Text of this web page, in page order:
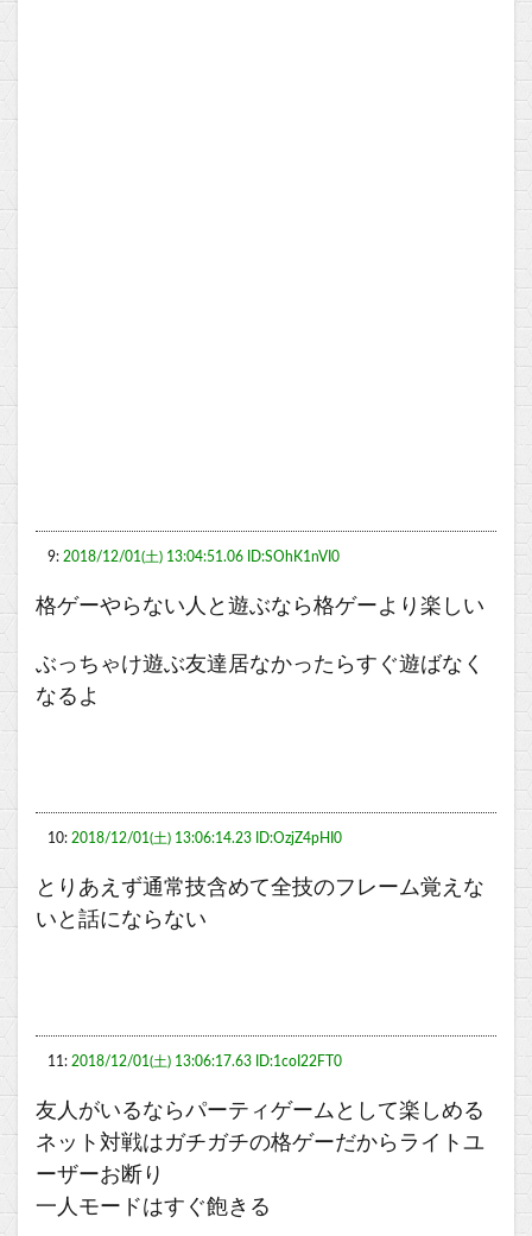
9: 2018/12/01(土) 13:04:51.06 ID:SOhK1nVI0
格ゲーやらない人と遊ぶなら格ゲーより楽しい
ぶっちゃけ遊ぶ友達居なかったらすぐ遊ばなく
なるよ
10: 2018/12/01(土) 13:06:14.23 ID:OzjZ4pHI0
とりあえず通常技含めて全技のフレーム覚えな
いと話にならない
11: 2018/12/01(土) 13:06:17.63 ID:1coI22FT0
友人がいるならパーティゲームとして楽しめる
ネット対戦はガチガチの格ゲーだからライトユ
ーザーお断り
一人モードはすぐ飽きる